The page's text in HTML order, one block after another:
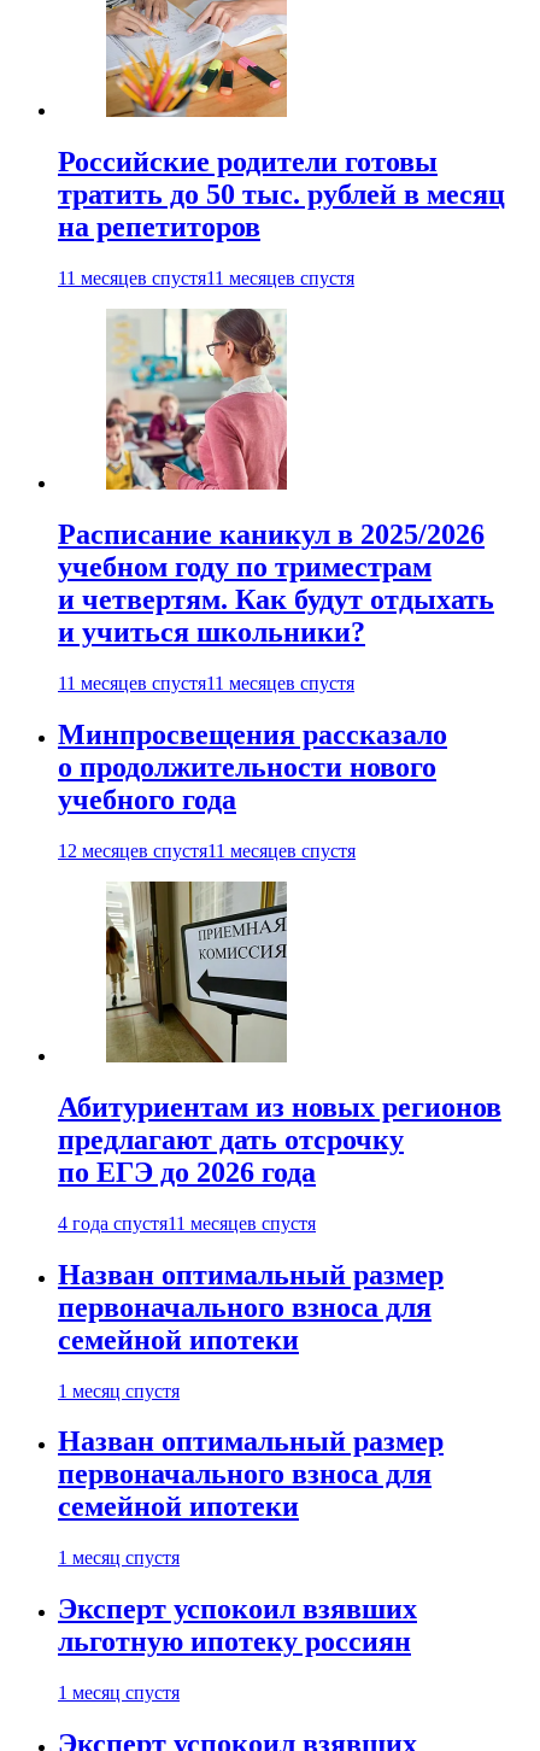
Российские родители готовы
тратить до 50 тыс. рублей в месяц
на репетиторов
11 месяцев спустя11 месяцев спустя
Расписание каникул в 2025/2026
учебном году по триместрам
и четвертям. Как будут отдыхать
и учиться школьники?
11 месяцев спустя11 месяцев спустя
Минпросвещения рассказало
о продолжительности нового
учебного года
12 месяцев спустя11 месяцев спустя
Абитуриентам из новых регионов
предлагают дать отсрочку
по ЕГЭ до 2026 года
4 года спустя11 месяцев спустя
Назван оптимальный размер
первоначального взноса для
семейной ипотеки
1 месяц спустя
Назван оптимальный размер
первоначального взноса для
семейной ипотеки
1 месяц спустя
Эксперт успокоил взявших
льготную ипотеку россиян
1 месяц спустя
Эксперт успокоил взявших